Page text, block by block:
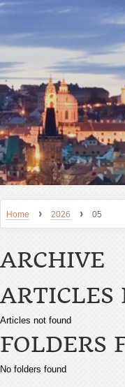
Home › 2026 › 05
ARCHIVE
ARTICLES
Articles not found
FOLDERS
No folders found